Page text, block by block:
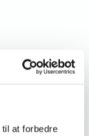
til at forbedre